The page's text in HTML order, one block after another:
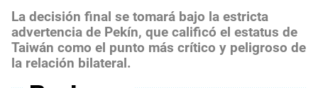
La decisión final se tomará bajo la estricta
advertencia de Pekín, que calificó el estatus de
Taiwán como el punto más crítico y peligroso de
la relación bilateral.